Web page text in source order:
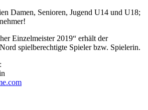
Damen, Senioren, Jugend U14 und U18;
Einzelmeister 2019“ erhält der
spielberechtigte Spieler bzw. Spielerin.